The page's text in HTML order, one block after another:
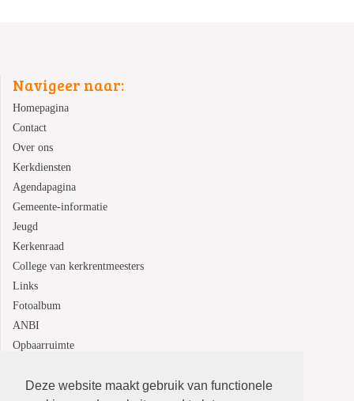
Deze website maakt gebruik van functionele
Navigeer naar:
Homepagina
Contact
Over ons
Kerkdiensten
Agendapagina
Gemeente-informatie
Jeugd
Kerkenraad
College van kerkrentmeesters
Links
Fotoalbum
ANBI
Opbaarruimte